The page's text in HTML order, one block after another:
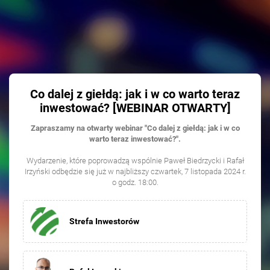
Co dalej z giełdą: jak i w co warto teraz
inwestować? [WEBINAR OTWARTY]
Zapraszamy na otwarty webinar "Co dalej z giełdą: jak i w co
warto teraz inwestować?".
Wydarzenie, które poprowadzą wspólnie Paweł Biedrzycki i Rafał
Irzyński odbędzie się już w najbliższy czwartek, 7 listopada 2024 r.
o godz. 18:00.
Strefa Inwestorów